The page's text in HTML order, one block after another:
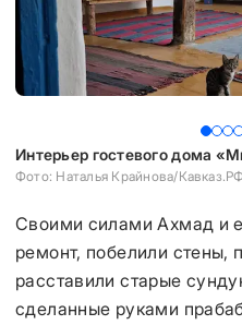
Интерьер гостевого дома
Фото: Наталья Крайнова/Кавказ.РФ
Своими силами Ахмад и
ремонт, побелили стены,
расставили старые
сделанные руками